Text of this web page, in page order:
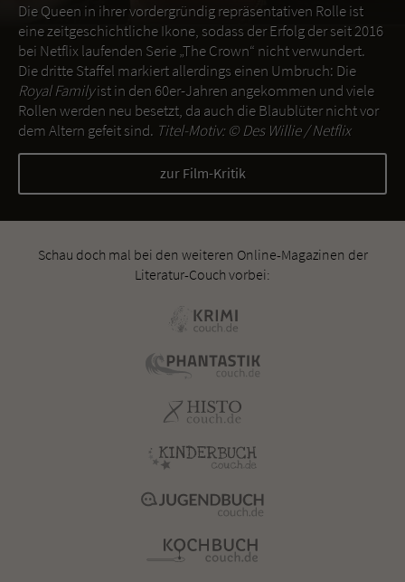
Die Queen in ihrer vordergründig repräsentativen Rolle ist
eine zeitgeschichtliche Ikone, sodass der Erfolg der seit 2016
bei Netflix laufenden Serie „The Crown“ nicht verwundert.
Die dritte Staffel markiert allerdings einen Umbruch: Die
Royal Familyist in den 60er-Jahren angekommen und viele
Rollen werden neu besetzt, da auch die Blaublüter nicht vor
dem Altern gefeit sind. Titel-Motiv: ©Des Willie / Netflix
zur Film-Kritik
Schau doch mal bei den weiteren Online-Magazinen der
Literatur-Couch vorbei: